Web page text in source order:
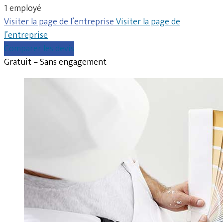
1 employé
Visiter la page de l’entrepriseVisiter la page de
l’entreprise
Comparer les devis
Gratuit – Sans engagement